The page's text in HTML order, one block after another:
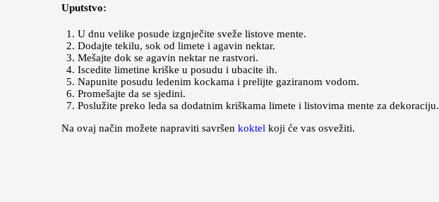
Uputstvo:
U dnu velike posude izgnječite sveže listove mente.
Dodajte tekilu, sok od limete i agavin nektar.
Mešajte dok se agavin nektar ne rastvori.
Iscedite limetine kriške u posudu i ubacite ih.
Napunite posudu ledenim kockama i prelijte gaziranom vodom.
Promešajte da se sjedini.
Poslužite preko leda sa dodatnim kriškama limete i listovima mente za dekoraciju.
Na ovaj način možete napraviti savršen koktel koji će vas osvežiti.